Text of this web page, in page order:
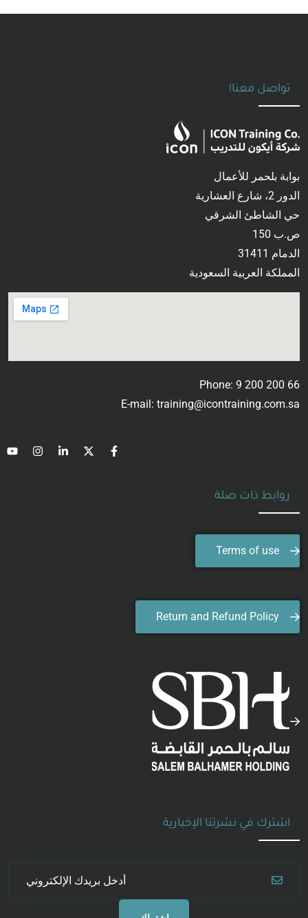
تواصل معنا!
بوابة بلحمر للأعمال
الدور 2، شارع العشارية
حي الشاطئ الشرقي
ص.ب 150
الدمام 31411
المملكة العربية السعودية
Phone: 9 200 200 66
E-mail: training@icontraining.com.sa
روابط ذات صلة
Terms of use
Return and Refund Policy
اشترك في نشرتنا الإخبارية